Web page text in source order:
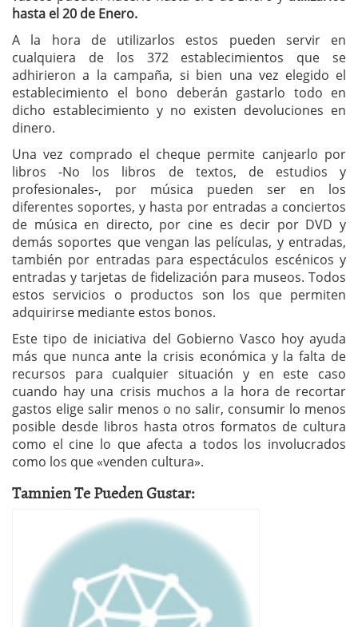
hasta el 20 de Enero.
A la hora de utilizarlos estos pueden servir en
cualquiera de los 372 establecimientos que se
adhirieron a la campaña, si bien una vez elegido el
establecimiento el bono deberán gastarlo todo en
dicho establecimiento y no existen devoluciones en
dinero.
Una vez comprado el cheque permite canjearlo por
libros -No los libros de textos, de estudios y
profesionales-, por música pueden ser en los
diferentes soportes, y hasta por entradas a conciertos
de música en directo, por cine es decir por DVD y
demás soportes que vengan las películas, y entradas,
también por entradas para espectáculos escénicos y
entradas y tarjetas de fidelización para museos. Todos
estos servicios o productos son los que permiten
adquirirse mediante estos bonos.
Este tipo de iniciativa del Gobierno Vasco hoy ayuda
más que nunca ante la crisis económica y la falta de
recursos para cualquier situación y en este caso
cuando hay una crisis muchos a la hora de recortar
gastos elige salir menos o no salir, consumir lo menos
posible desde libros hasta otros formatos de cultura
como el cine lo que afecta a todos los involucrados
como los que «venden cultura».
Tamnien Te Pueden Gustar: